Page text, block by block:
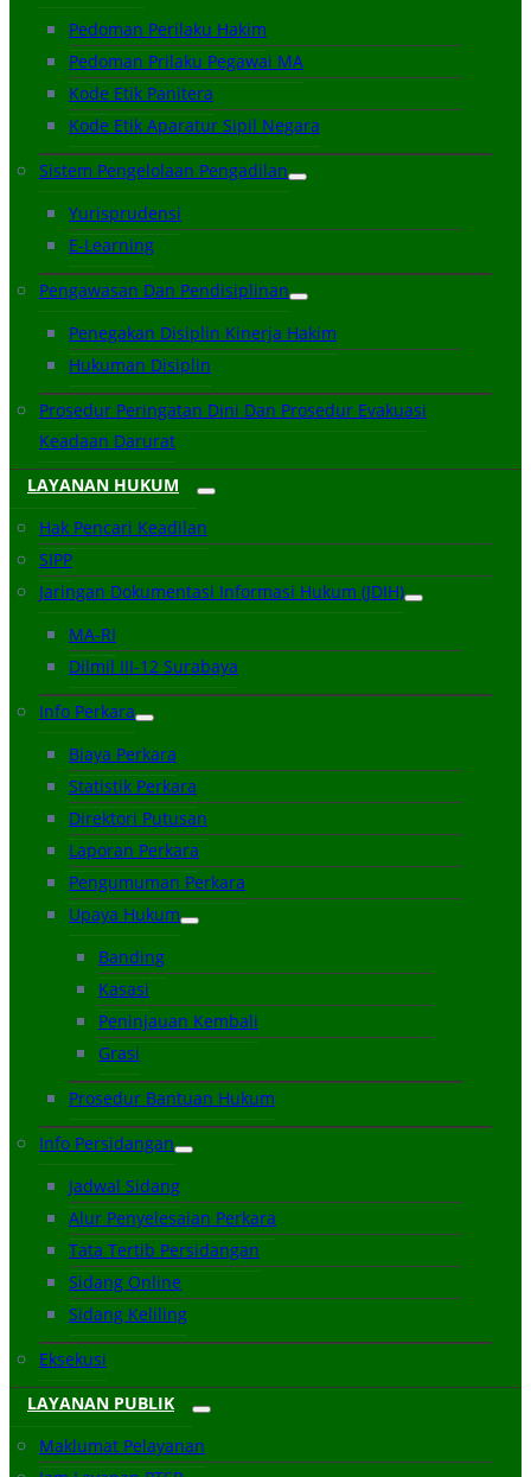
Pedoman Perilaku Hakim
Pedoman Prilaku Pegawai MA
Kode Etik Panitera
Kode Etik Aparatur Sipil Negara
Sistem Pengelolaan Pengadilan
Yurisprudensi
E-Learning
Pengawasan Dan Pendisiplinan
Penegakan Disiplin Kinerja Hakim
Hukuman Disiplin
Prosedur Peringatan Dini Dan Prosedur Evakuasi
Keadaan Darurat
LAYANAN HUKUM
Hak Pencari Keadilan
SIPP
Jaringan Dokumentasi Informasi Hukum (JDIH)
MA-RI
Dilmil III-12 Surabaya
Info Perkara
Biaya Perkara
Statistik Perkara
Direktori Putusan
Laporan Perkara
Pengumuman Perkara
Upaya Hukum
Banding
Kasasi
Peninjauan Kembali
Grasi
Prosedur Bantuan Hukum
Info Persidangan
Jadwal Sidang
Alur Penyelesaian Perkara
Tata Tertib Persidangan
Sidang Online
Sidang Keliling
Eksekusi
LAYANAN PUBLIK
Maklumat Pelayanan